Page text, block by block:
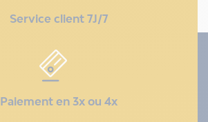
Service client 7J/7
Paiement en 3x ou 4x